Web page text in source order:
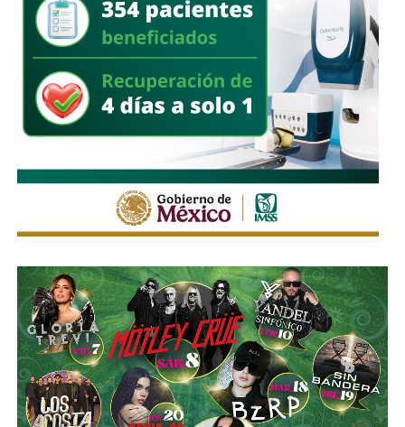
El Gobierno Municipal reiteró que mantiene activos los
protocolos de atención durante la temporada de lluvias e
hizo un llamado a la población a evitar tirar basura en la vía
pública, ya que los desechos obstruyen la infraestructura
pluvial y favorecen los encharcamientos.
También lee:Domingo de Pilas lleva servicios de salud y
rehabilitación urbana a Villas del Sauzalito